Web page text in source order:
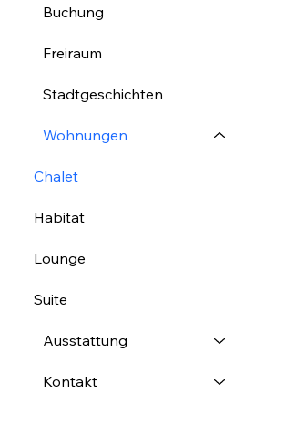
Buchung
Freiraum
Stadtgeschichten
Wohnungen
Chalet
Habitat
Lounge
Suite
Ausstattung
Kontakt